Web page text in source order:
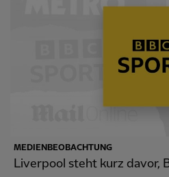
MEDIENBEOBACHTUNG
Liverpool steht kurz davor,